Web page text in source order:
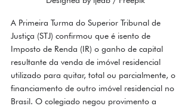
A Primeira Turma do Superior Tribunal de
Justiça (STJ) confirmou que é isento de
Imposto de Renda (IR) o ganho de capital
resultante da venda de imóvel residencial
utilizado para quitar, total ou parcialmente, o
financiamento de outro imóvel residencial no
Brasil. O colegiado negou provimento a